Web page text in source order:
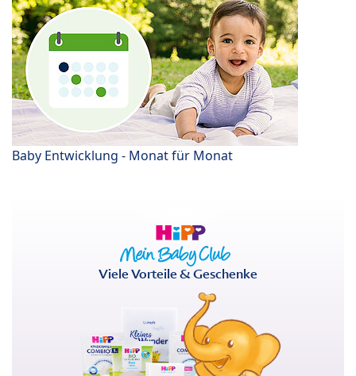
Baby Entwicklung - Monat für Monat
Viele Vorteile & Geschenke